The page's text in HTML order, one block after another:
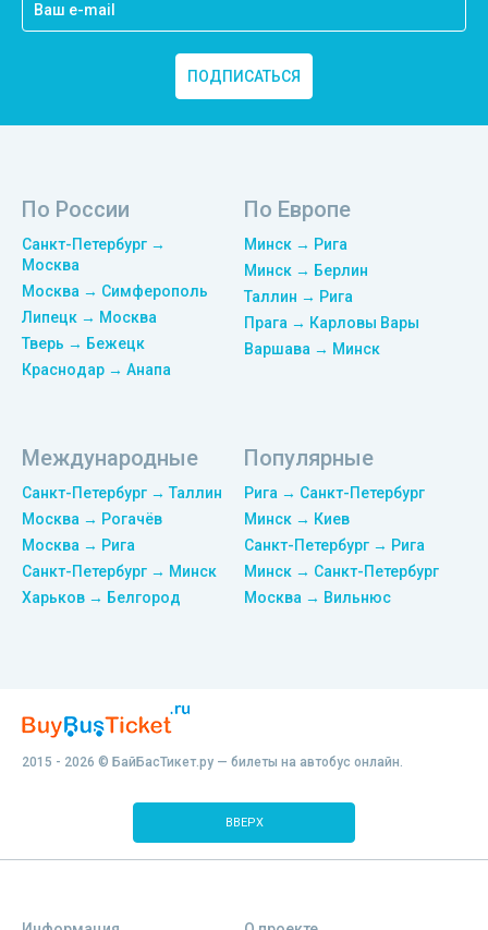
ПОДПИСАТЬСЯ
По России
Санкт-Петербург →
Москва
Москва → Симферополь
Липецк → Москва
Тверь → Бежецк
Краснодар → Анапа
По Европе
Минск → Рига
Минск → Берлин
Таллин → Рига
Прага → Карловы Вары
Варшава → Минск
Международные
Санкт-Петербург → Таллин
Москва → Рогачёв
Москва → Рига
Санкт-Петербург → Минск
Харьков → Белгород
Популярные
Рига → Санкт-Петербург
Минск → Киев
Санкт-Петербург → Рига
Минск → Санкт-Петербург
Москва → Вильнюс
2015 - 2026 © БайБасТикет.ру — билеты на автобус онлайн.
ВВЕРХ